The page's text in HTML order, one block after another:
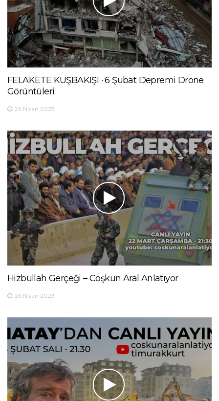
FELAKETE KUŞBAKIŞI · 6 Şubat Depremi Drone
Görüntüleri
26 Nisan 2023
Hizbullah Gerçeği – Coşkun Aral Anlatıyor
26 Nisan 2023